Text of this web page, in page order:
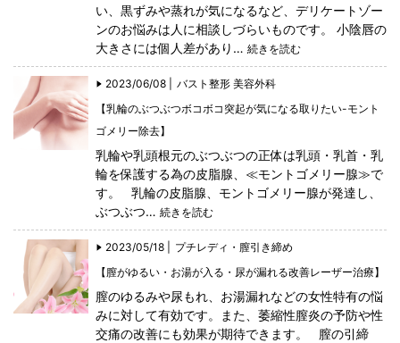
い、黒ずみや蒸れが気になるなど、デリケートゾー
ンのお悩みは人に相談しづらいものです。 小陰唇の
大きさには個人差があり… 続きを読む
2023/06/08 | バスト整形 美容外科
【乳輪のぶつぶつボコボコ突起が気になる取りたい-モント
ゴメリー除去】
乳輪や乳頭根元のぶつぶつの正体は乳頭・乳首・乳
輪を保護する為の皮脂腺、≪モントゴメリー腺≫で
す。 乳輪の皮脂腺、モントゴメリー腺が発達し、
ぶつぶつ… 続きを読む
2023/05/18 |
プチレディ・膣引き締め
【膣がゆるい・お湯が入る・尿が漏れる改善レーザー治療】
膣のゆるみや尿もれ、お湯漏れなどの女性特有の悩
みに対して有効です。また、萎縮性膣炎の予防や性
交痛の改善にも効果が期待できます。 膣の引締